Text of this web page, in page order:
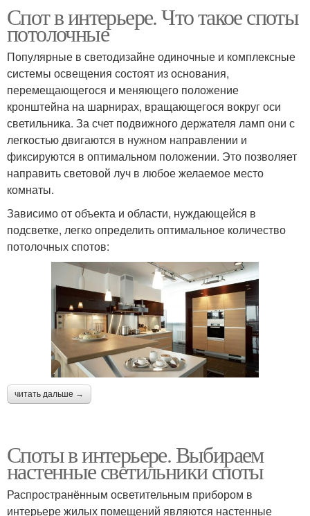
Спот в интерьере. Что такое споты
потолочные
Популярные в светодизайне одиночные и комплексные
системы освещения состоят из основания,
перемещающегося и меняющего положение
кронштейна на шарнирах, вращающегося вокруг оси
светильника. За счет подвижного держателя ламп они с
легкостью двигаются в нужном направлении и
фиксируются в оптимальном положении. Это позволяет
направить световой луч в любое желаемое место
комнаты.
Зависимо от объекта и области, нуждающейся в
подсветке, легко определить оптимальное количество
потолочных спотов:
читать дальше →
Споты в интерьере. Выбираем
настенные светильники споты
Распространённым осветительным прибором в
интерьере жилых помещений являются настенные